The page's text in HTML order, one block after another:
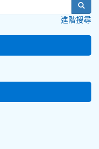
進階搜尋